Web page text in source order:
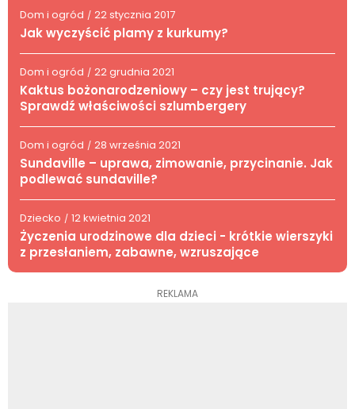
Dom i ogród / 22 stycznia 2017
Jak wyczyścić plamy z kurkumy?
Dom i ogród / 22 grudnia 2021
Kaktus bożonarodzeniowy – czy jest trujący?
Sprawdź właściwości szlumbergery
Dom i ogród / 28 września 2021
Sundaville – uprawa, zimowanie, przycinanie. Jak
podlewać sundaville?
Dziecko / 12 kwietnia 2021
Życzenia urodzinowe dla dzieci - krótkie wierszyki
z przesłaniem, zabawne, wzruszające
REKLAMA